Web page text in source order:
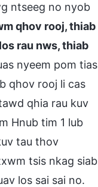
ntseeg no nyob
qhov rooj, thiab
rau nws, thiab
nyeem pom tias
qhov rooj li cas
qhia rau kuv
Hnub tim 1 lub
tau thov
tsis nkag siab
los sai sai no.